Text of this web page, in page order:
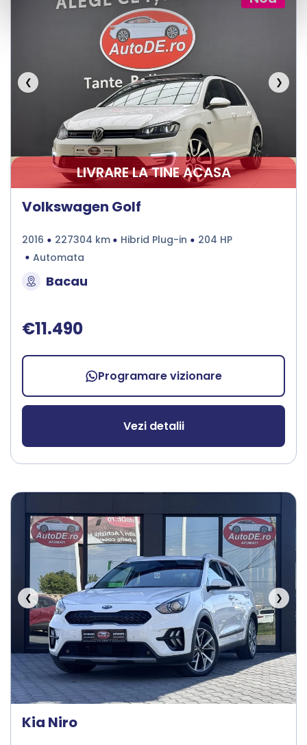
❮ ❯
LIVRARE LA TINE ACASA
Volkswagen Golf
2016 227304 km Hibrid Plug-in
204 HP
Automata
Bacau
€11.490
Programare vizionare
Vezi detalii
❮ ❯
Kia Niro